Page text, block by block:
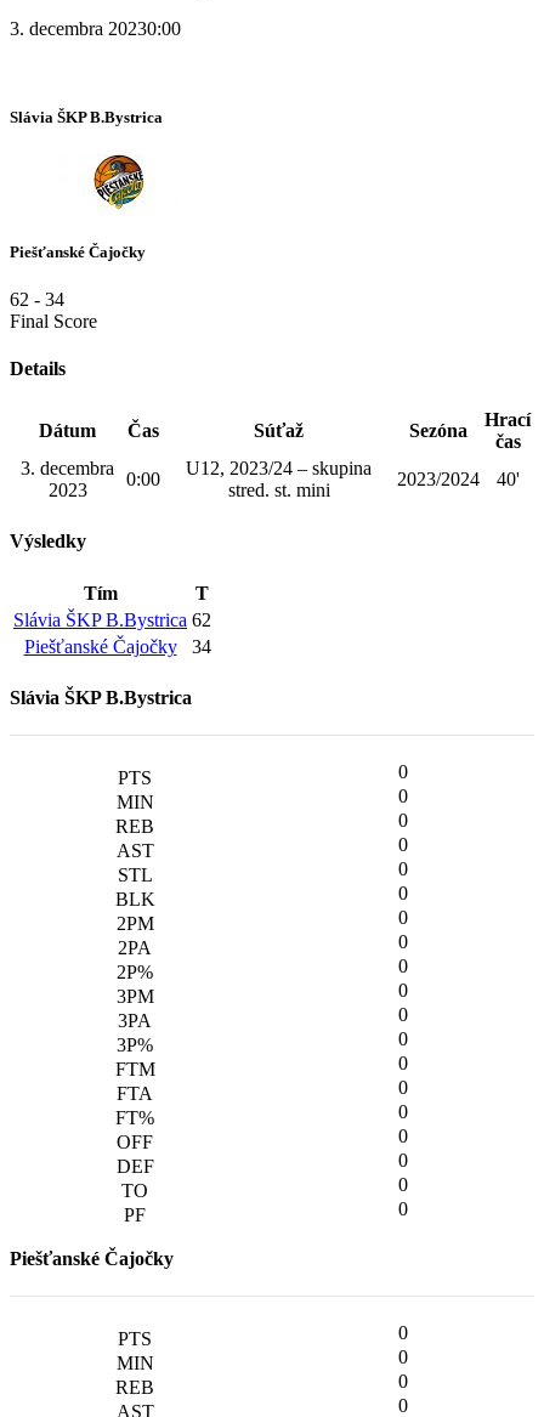
3. decembra 20230:00
Slávia ŠKP B.Bystrica
Piešťanské Čajočky
62 - 34
Final Score
Details
Dátum Čas Súťaž Sezóna
Hrací
čas
3. decembra
2023
0:00
U12, 2023/24 – skupina
stred. st. mini
2023/2024 40'
Výsledky
Tím
T
Slávia ŠKP B.Bystrica 62
Piešťanské Čajočky
34
Slávia ŠKP B.Bystrica
0
0
0
0
0
0
0
0
0
0
0
0
0
0
0
0
0
0
0
Piešťanské Čajočky
0
0
0
0